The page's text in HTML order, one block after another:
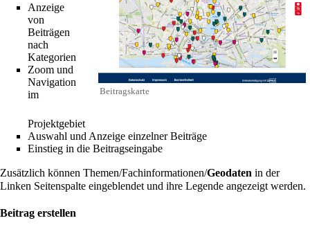
Beitragskarte
Anzeige
von
Beiträgen
nach
Kategorien
Zoom und
Navigation
im
Projektgebiet
Auswahl und Anzeige einzelner Beiträge
Einstieg in die Beitragseingabe
Zusätzlich können Themen/Fachinformationen/Geodaten in der
Linken Seitenspalte eingeblendet und ihre Legende angezeigt werden.
Beitrag erstellen